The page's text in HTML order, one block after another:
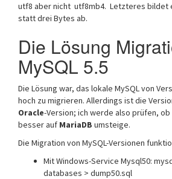
utf8 aber nicht utf8mb4. Letzteres bildet
statt drei Bytes ab.
Die Lösung
MySQL 5.5
Die Lösung war, das lokale MySQL von
hoch zu migrieren. Allerdings ist die
Oracle-Version; ich werde also prüfen,
besser auf MariaDB umsteige.
Die Migration von MySQL-Versionen
Mit Windows-Service Mysql50:
databases > dump50.sql